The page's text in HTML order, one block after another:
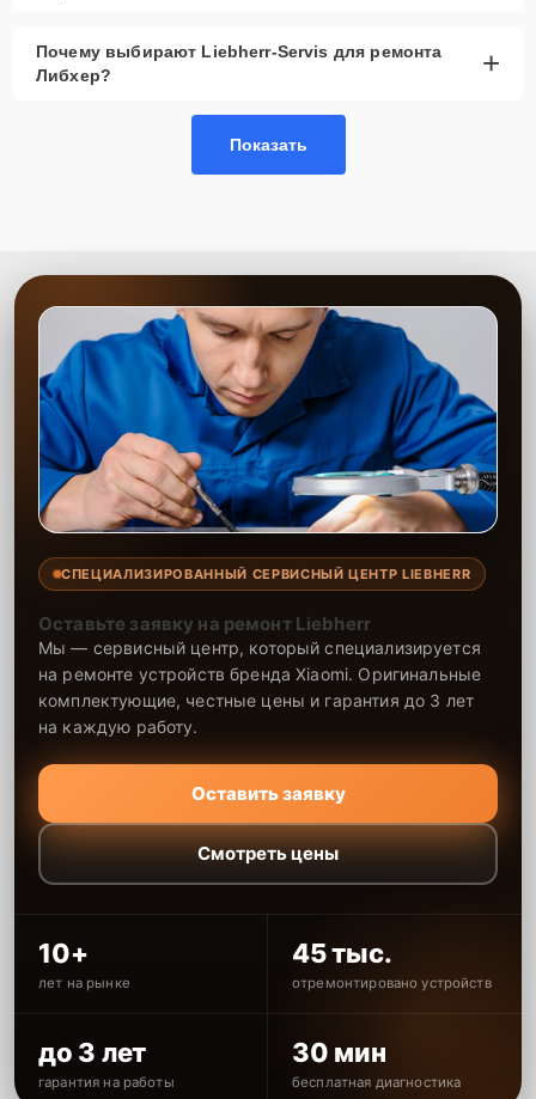
Почему выбирают Liebherr-Servis для ремонта
Либхер?
+
Показать
СПЕЦИАЛИЗИРОВАННЫЙ СЕРВИСНЫЙ ЦЕНТР LIEBHERR
Оставьте заявку на ремонт Liebherr
Мы — сервисный центр, который специализируется
на ремонте устройств бренда Xiaomi. Оригинальные
комплектующие, честные цены и гарантия до 3 лет
на каждую работу.
Оставить заявку
Смотреть цены
10+
лет на рынке
45 тыс.
отремонтировано устройств
до 3 лет
гарантия на работы
30 мин
бесплатная диагностика